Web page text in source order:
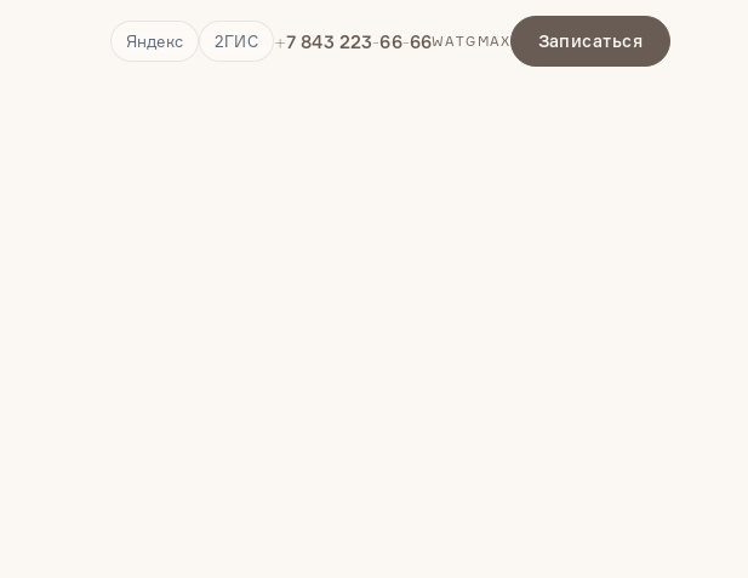
Яндекс 2ГИС +7 843 223-66-66WATG MAX Записаться